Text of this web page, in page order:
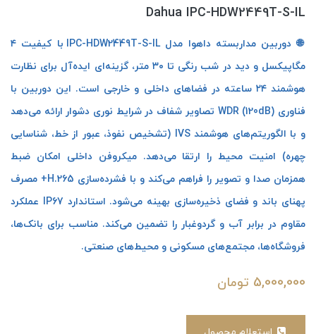
Dahua IPC-HDW2449T-S-IL
🌐 دوربین مداربسته داهوا مدل IPC-HDW2449T-S-IL با کیفیت ۴
مگاپیکسل و دید در شب رنگی تا ۳۰ متر، گزینه‌ای ایده‌آل برای نظارت
هوشمند ۲۴ ساعته در فضاهای داخلی و خارجی است. این دوربین با
فناوری WDR (120dB) تصاویر شفاف در شرایط نوری دشوار ارائه می‌دهد
و با الگوریتم‌های هوشمند IVS (تشخیص نفوذ، عبور از خط، شناسایی
چهره) امنیت محیط را ارتقا می‌دهد. میکروفن داخلی امکان ضبط
همزمان صدا و تصویر را فراهم می‌کند و با فشرده‌سازی H.265+ مصرف
پهنای باند و فضای ذخیره‌سازی بهینه می‌شود. استاندارد IP67 عملکرد
مقاوم در برابر آب و گردوغبار را تضمین می‌کند. مناسب برای بانک‌ها،
فروشگاه‌ها، مجتمع‌های مسکونی و محیط‌های صنعتی.
5,000,000 تومان